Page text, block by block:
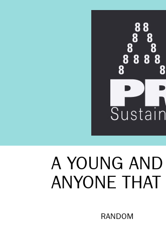
A YOUNG AND
ANYONE THAT
RANDOM